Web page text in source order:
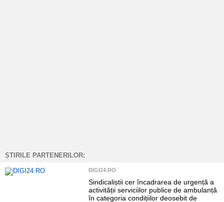
ȘTIRILE PARTENERILOR:
DIGI24.RO
Sindicaliștii cer încadrarea de urgență a
activității serviciilor publice de ambulanță
în categoria condițiilor deosebit de